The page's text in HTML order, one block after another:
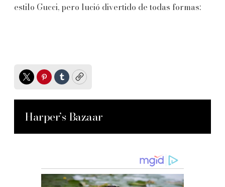
estilo Gucci, pero lució divertido de todas formas:
TwitterPinterest
TumblrCopy
Harper’s Bazaar